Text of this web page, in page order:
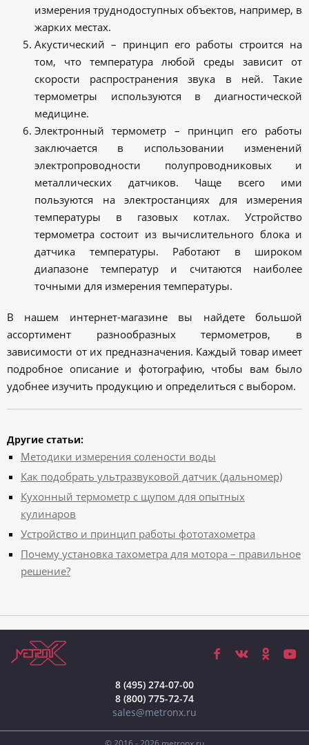
измерения труднодоступных объектов, например, в
жарких местах.
Акустический – принцип его работы строится на
том, что температура любой среды зависит от
скорости распространения звука в ней. Такие
термометры используются в диагностической
медицине.
Электронный термометр – принцип его работы
заключается в использовании изменений
электропроводности полупроводниковых и
металлических датчиков. Чаще всего ими
пользуются на электростанциях для измерения
температуры в газовых котлах. Устройство
термометра состоит из вычислительного блока и
датчика температуры. Работают в широком
диапазоне температур и считаются наиболее
точными для измерения температуры.
В нашем интернет-магазине вы найдете большой
ассортимент разнообразных термометров, в
зависимости от их предназначения. Каждый товар имеет
подробное описание и фотографию, чтобы вам было
удобнее изучить продукцию и определиться с выбором.
Другие статьи:
Методики измерения солености воды
Как подобрать ультразвуковой датчик (дальномер)
Кухонный термометр с щупом для опытных
кулинаров
Устройство и принцип работы фототахометра
Почему установка тахометра для мотора – правильное
решение?
8 (495) 274-07-00
8 (800) 775-72-74
sales@metronx.ru